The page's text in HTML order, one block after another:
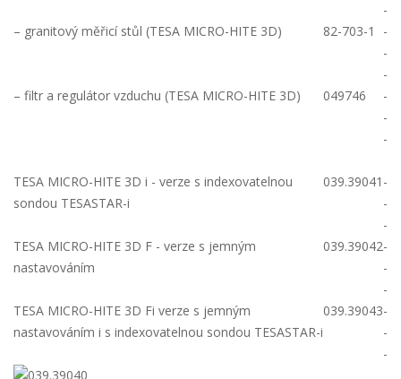
-
– granitový měřicí stůl (TESA MICRO-HITE 3D)
82-703-1
-
-
-
– filtr a regulátor vzduchu (TESA MICRO-HITE 3D)
049746
-
-
-
TESA MICRO-HITE 3D i - verze s indexovatelnou
sondou TESASTAR-i
039.39041 -
-
-
TESA MICRO-HITE 3D F - verze s jemným
nastavováním
039.39042-
-
-
TESA MICRO-HITE 3D Fi verze s jemným
nastavováním i s indexovatelnou sondou TESASTAR-i
039.39043-
-
-